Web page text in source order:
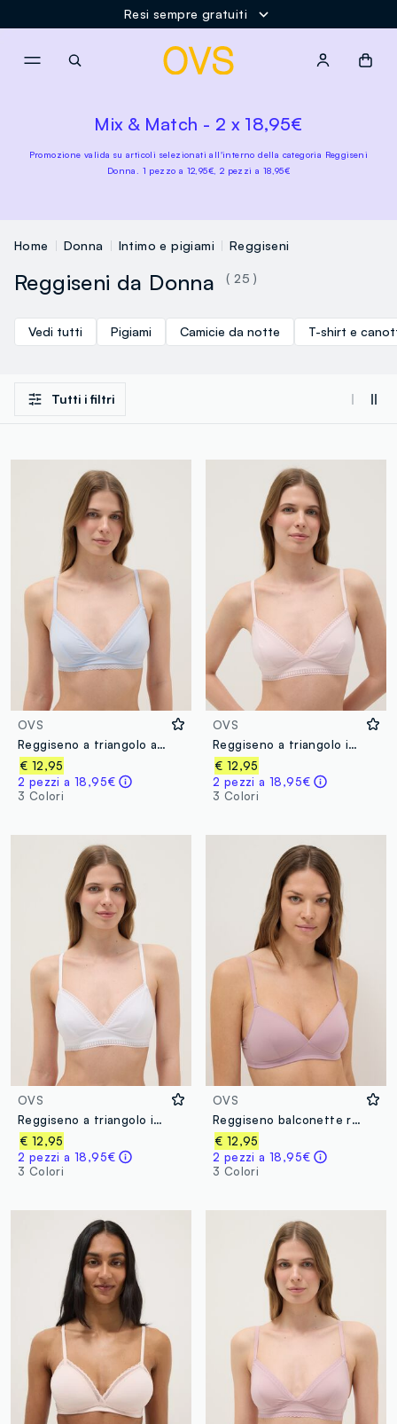
Resi sempre gratuiti
Mix & Match - 2 x 18,95€
Promozione valida su articoli selezionati all'interno della categoria Reggiseni
Donna. 1 pezzo a 12,95€, 2 pezzi a 18,95€
Home Donna Intimo e pigiami Reggiseni
Reggiseni da Donna ( 25 )
Vedi tutti Pigiami Camicie da notte T-shirt e
Tutti i filtri
OVS
Reggiseno a triangolo azzurro con pizzo e spalline sottili
€ 12,95
2 pezzi a 18,95€
3 Colori
OVS
Reggiseno a triangolo in cotone elasticizzato bianco
€ 12,95
2 pezzi a 18,95€
3 Colori
OVS
Reggiseno a triangolo in cotone elasticizzato bianco
€ 12,95
2 pezzi a 18,95€
3 Colori
OVS
Reggiseno balconette rosa con imbottitura
€ 12,95
2 pezzi a 18,95€
3 Colori